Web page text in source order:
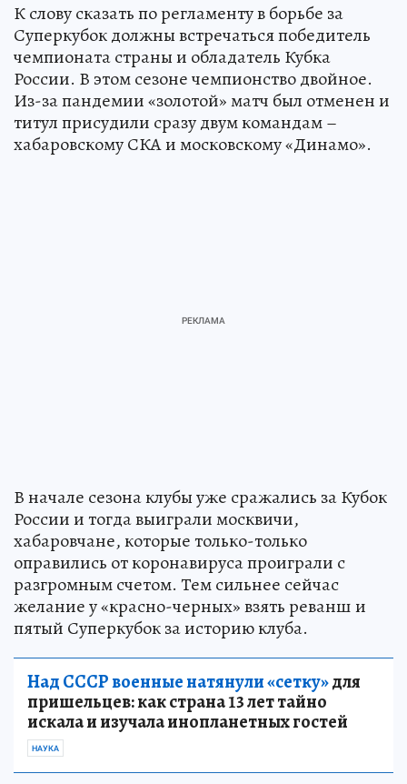
К слову сказать по регламенту в борьбе за
Суперкубок должны встречаться победитель
чемпионата страны и обладатель Кубка
России. В этом сезоне чемпионство двойное.
Из-за пандемии «золотой» матч был отменен и
титул присудили сразу двум командам –
хабаровскому СКА и московскому «Динамо».
В начале сезона клубы уже сражались за Кубок
России и тогда выиграли москвичи,
хабаровчане, которые только-только
оправились от коронавируса проиграли с
разгромным счетом. Тем сильнее сейчас
желание у «красно-черных» взять реванш и
пятый Суперкубок за историю клуба.
Над СССР военные натянули «сетку»для
пришельцев: как страна 13 лет тайно
искала и изучала инопланетных гостей
НАУКА